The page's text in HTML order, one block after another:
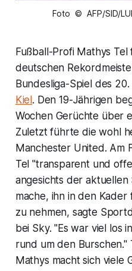
Foto © AFP/SID/
Fußball-Profi Mathys
deutschen
Bundesliga-Spiel des
Kiel. Den 19-Jährigen
Wochen Gerüchte über
Zuletzt führte die wohl
Manchester United. Am
Tel "transparent und
angesichts der aktuellen
mache, ihn in den
zu nehmen, sagte
bei Sky. "Es war viel los
rund um den
Mathys macht sich viele